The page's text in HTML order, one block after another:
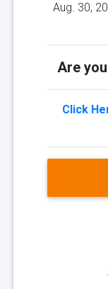
Aug. 30,
Are
Click